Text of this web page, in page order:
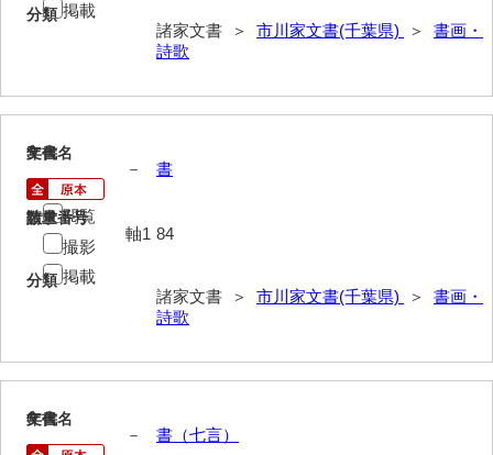
今川家文書
岩崎家文書（秋芳町）
上田家文書（防府市）
上野竹逸文書
上松氏収集文書
宇多田家文書
分類
諸家文書 ＞ 市川家文書(千葉県) ＞ 書画・
詩歌
掲載
5
文書名
書
請求番号
84
分類
諸家文書 ＞ 市川家文書(千葉県) ＞ 書画・
詩歌
年代
－
数量
軸1
閲覧
撮影
掲載
6
文書名
書（七言）
年代
－